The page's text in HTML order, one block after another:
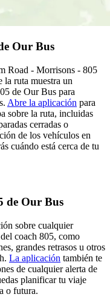
Our Bus
Road - Morrisons - 805
la ruta muestra un
de Our Bus para
Abre la aplicación para
sobre la ruta, incluidas
cerradas o
de los vehículos en
cuándo está cerca de tu
de Our Bus
sobre cualquier
coach 805, como
grandes retrasos u otros
La aplicación también te
de cualquier alerta de
planificar tu viaje
o futura.